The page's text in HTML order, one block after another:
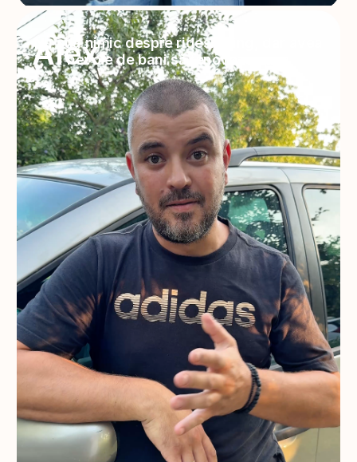
Alex
Nu știa nimic despre ridesharing, dar avea
nevoie de bani să renoveze casa